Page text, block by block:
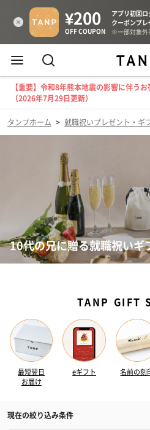
【重要】令和8年熊本地震の影響に伴う
（2026年7月29日更新）
タンプホーム > 就職祝いプレゼント・ギ
10代の兄に贈る就職祝いギ
TANP GIFT
最短翌日
お届け
eギフト 名前の刻
現在の絞り込み条件